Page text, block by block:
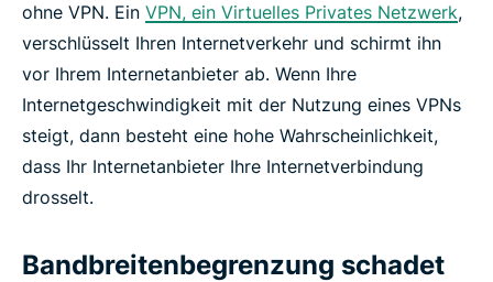
ohne VPN. Ein VPN, ein Virtuelles Privates Netzwerk,
verschlüsselt Ihren Internetverkehr und schirmt ihn
vor Ihrem Internetanbieter ab. Wenn Ihre
Internetgeschwindigkeit mit der Nutzung eines VPNs
steigt, dann besteht eine hohe Wahrscheinlichkeit,
dass Ihr Internetanbieter Ihre Internetverbindung
drosselt.
Bandbreitenbegrenzung schadet